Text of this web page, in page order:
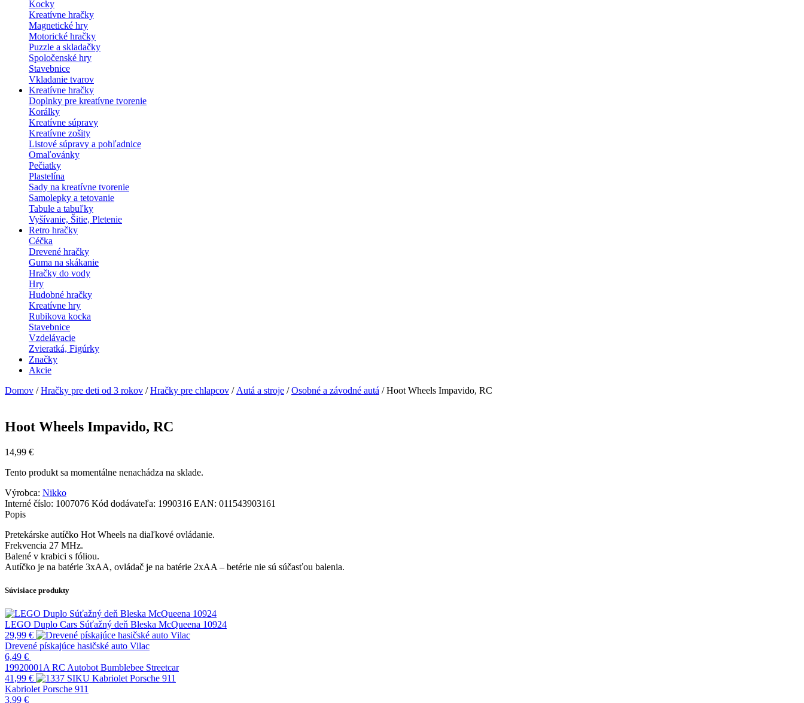
Kocky
Kreatívne hračky
Magnetické hry
Motorické hračky
Puzzle a skladačky
Spoločenské hry
Stavebnice
Vkladanie tvarov
Kreatívne hračky
Doplnky pre kreatívne tvorenie
Korálky
Kreatívne súpravy
Kreatívne zošity
Listové súpravy a pohľadnice
Omaľovánky
Pečiatky
Plastelína
Sady na kreatívne tvorenie
Samolepky a tetovanie
Tabule a tabuľky
Vyšívanie, Šitie, Pletenie
Retro hračky
Céčka
Drevené hračky
Guma na skákanie
Hračky do vody
Hry
Hudobné hračky
Kreatívne hry
Rubikova kocka
Stavebnice
Vzdelávacie
Zvieratká, Figúrky
Značky
Akcie
Domov /Hračky pre deti od 3 rokov /Hračky pre chlapcov / Autá a stroje /Osobné a závodné autá / Hoot Wheels Impavido, RC
Hoot Wheels Impavido, RC
14,99 €
Tento produkt sa momentálne nenachádza na sklade.
Výrobca: Nikko
Interné číslo: 1007076 Kód dodávateľa: 1990316 EAN: 011543903161
Popis
Pretekárske autíčko Hot Wheels na diaľkové ovládanie.
Frekvencia 27 MHz.
Balené v krabici s fóliou.
Autíčko je na batérie 3xAA, ovládač je na batérie 2xAA – betérie nie sú súčasťou balenia.
Súvisiace produkty
LEGO Duplo Cars Súťažný deň Bleska McQueena 10924
29,99 €
Drevené pískajúce hasičské auto Vilac
6,49 €
19920001A RC Autobot Bumblebee Streetcar
41,99 €
Kabriolet Porsche 911
3,99 €